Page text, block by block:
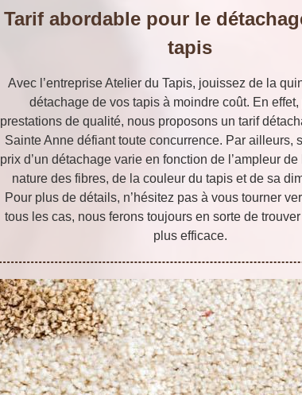
Tarif abordable pour le
tapis
Avec l’entreprise Atelier du Tapis, jouissez de la
détachage de vos tapis à moindre coût. En
prestations de qualité, nous proposons un tarif
Sainte Anne défiant toute concurrence. Par ailleurs,
prix d’un détachage varie en fonction de l’ampleur
nature des fibres, de la couleur du tapis et de sa
Pour plus de détails, n’hésitez pas à vous tourner
tous les cas, nous ferons toujours en sorte de
plus efficace.